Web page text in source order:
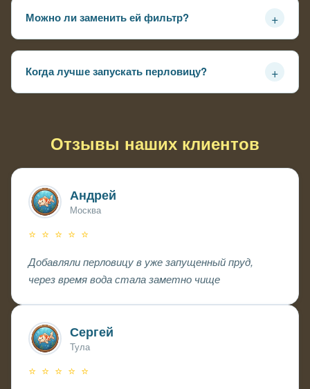
Можно ли заменить ей фильтр? +
Когда лучше запускать перловицу? +
Отзывы наших клиентов
Андрей
Москва
⭐ ⭐ ⭐ ⭐ ⭐
Добавляли перловицу в уже запущенный пруд,
через время вода стала заметно чище
Сергей
Тула
⭐ ⭐ ⭐ ⭐ ⭐